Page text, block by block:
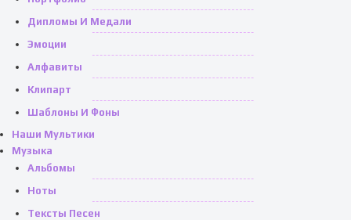
Дипломы И Медали
Эмоции
Алфавиты
Клипарт
Шаблоны И Фоны
Наши Мультики
Музыка
Альбомы
Ноты
Тексты Песен